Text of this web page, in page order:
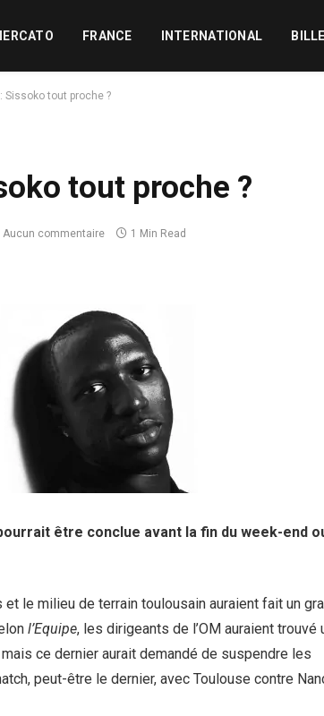
FRANCE INTERNATIONAL
Sissoko tout proche ?
tout proche ?
Aucun commentaire 1 Min Read
être conclue avant la fin du week-end
le milieu de terrain toulousain auraient fait un
l’Equipe, les dirigeants de l’OM auraient trouvé
ce dernier aurait demandé de suspendre les
peut-être le dernier, avec Toulouse contre